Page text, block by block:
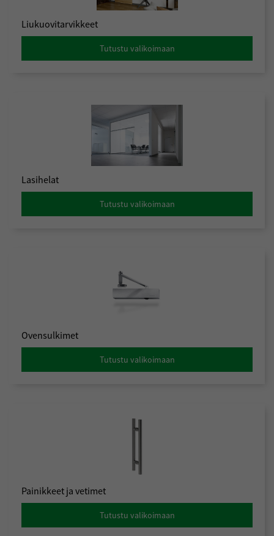
Liukuovitarvikkeet
Tutustu valikoimaan
Lasihelat
Tutustu valikoimaan
Ovensulkimet
Tutustu valikoimaan
Painikkeet ja vetimet
Tutustu valikoimaan